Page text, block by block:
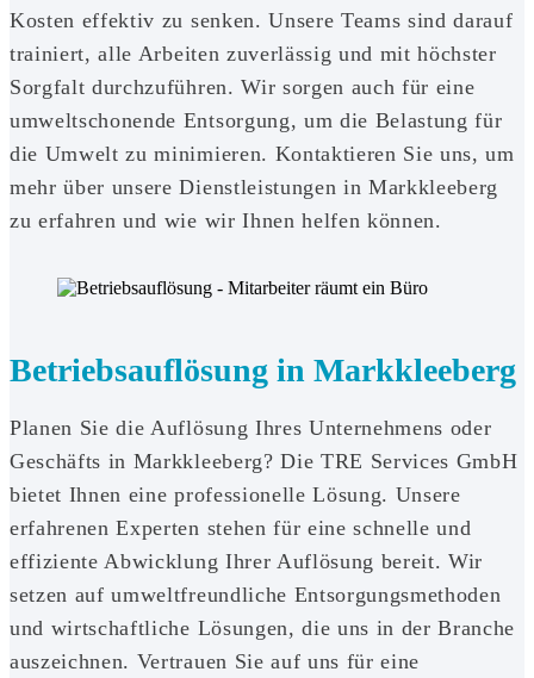
Kosten effektiv zu senken. Unsere Teams sind darauf
trainiert, alle Arbeiten zuverlässig und mit höchster
Sorgfalt durchzuführen. Wir sorgen auch für eine
umweltschonende Entsorgung, um die Belastung für
die Umwelt zu minimieren. Kontaktieren Sie uns, um
mehr über unsere Dienstleistungen in Markkleeberg
zu erfahren und wie wir Ihnen helfen können.
Betriebsauflösung in Markkleeberg
Planen Sie die Auflösung Ihres Unternehmens oder
Geschäfts in Markkleeberg? Die TRE Services GmbH
bietet Ihnen eine professionelle Lösung. Unsere
erfahrenen Experten stehen für eine schnelle und
effiziente Abwicklung Ihrer Auflösung bereit. Wir
setzen auf umweltfreundliche Entsorgungsmethoden
und wirtschaftliche Lösungen, die uns in der Branche
auszeichnen. Vertrauen Sie auf uns für eine